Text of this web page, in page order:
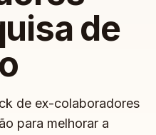
de
de ex-colaboradores
para melhorar a